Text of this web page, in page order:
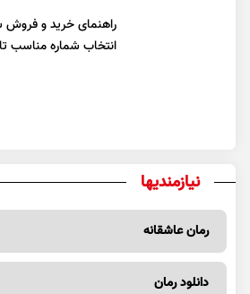
راهنمای خرید و فروش
انتخاب شماره مناسب
نیازمندیها
رمان عاشقانه
دانلود رمان